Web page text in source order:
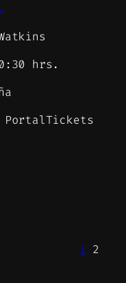
hrs.
PortalTickets
1 2